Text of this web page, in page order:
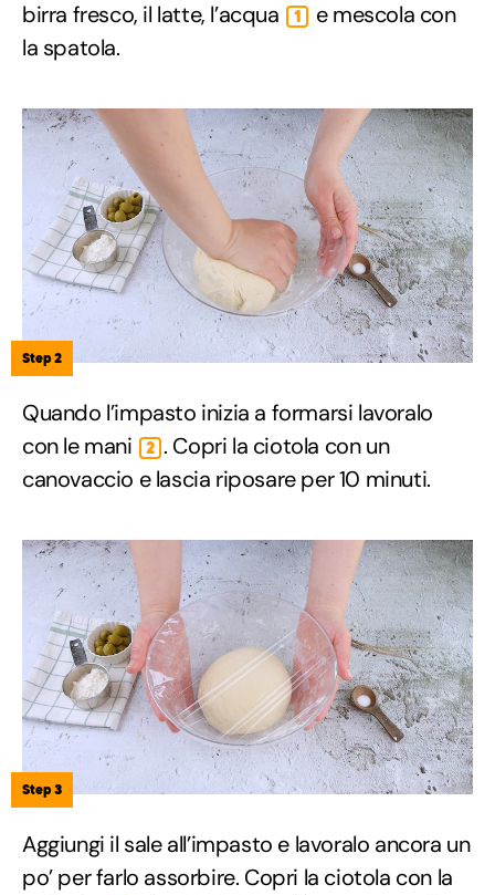
birra fresco, il latte, l’acqua 1
e mescola con
la spatola.
Step 2
Quando l’impasto inizia a formarsi lavoralo
con le mani
2 . Copri la ciotola con un
canovaccio e lascia riposare per 10 minuti.
Step 3
Aggiungi il sale all’impasto e lavoralo ancora un
po’ per farlo assorbire. Copri la ciotola con la